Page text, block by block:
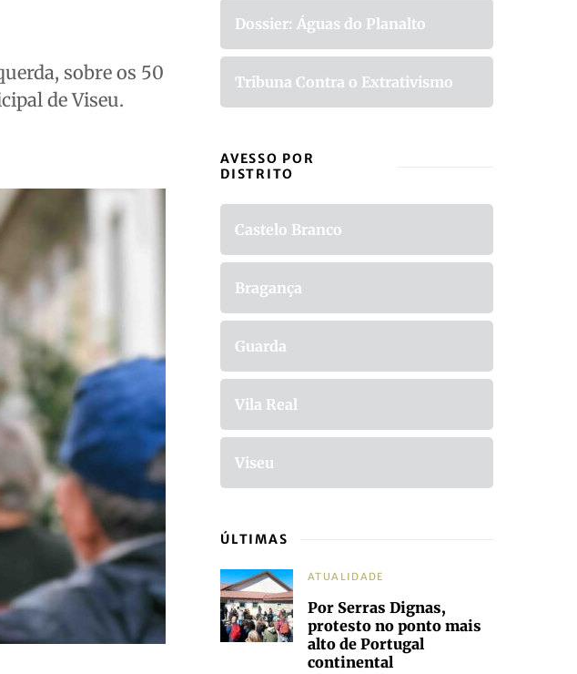
sobre os 50
de Viseu.
Dossier: Águas do Planalto
Tribuna Contra o Extrativismo
AVESSO POR
DISTRITO
Castelo Branco
Bragança
Guarda
Vila Real
Viseu
ÚLTIMAS
ATUALIDADE
Por Serras Dignas,
protesto no ponto mais
alto de Portugal
continental